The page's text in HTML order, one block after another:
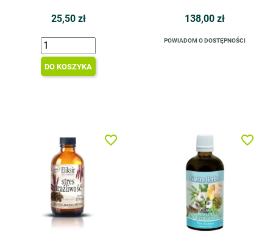
25,50 zł
DO KOSZYKA
138,00 zł
POWIADOM O DOSTĘPNOŚCI
favorite_border favorite_border